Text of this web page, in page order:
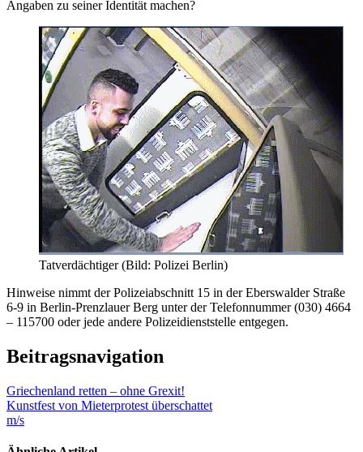
Angaben zu seiner Identität machen?
Tatverdächtiger (Bild: Polizei Berlin)
Hinweise nimmt der Polizeiabschnitt 15 in der Eberswalder Straße
6-9 in Berlin-Prenzlauer Berg unter der Telefonnummer (030) 4664
– 115700 oder jede andere Polizeidienststelle entgegen.
Beitragsnavigation
Griechenland retten – ohne Grexit!
Kunstfest von Mieterprotest überschattet
m/s